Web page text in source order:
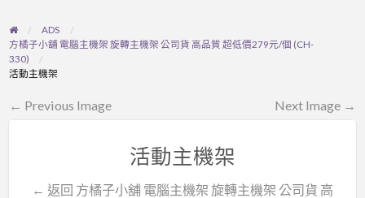
ADS
方橘子小舖 電腦主機架 旋轉主機架 公司貨 高品質 超低價279元/個 (CH-
330)
活動主機架
← Previous Image Next Image →
活動主機架
← 返回 方橘子小舖 電腦主機架 旋轉主機架 公司貨 高